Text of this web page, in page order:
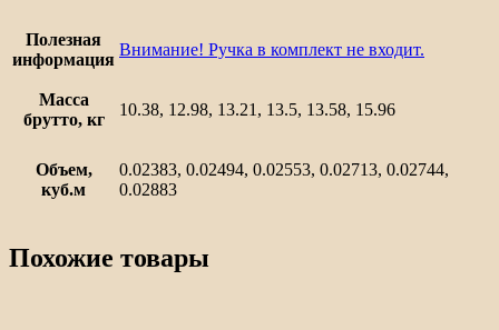
Полезная
информация
Внимание! Ручка в комплект не входит.
Масса
брутто, кг
10.38, 12.98, 13.21, 13.5, 13.58, 15.96
Объем,
куб.м
0.02383, 0.02494, 0.02553, 0.02713, 0.02744,
0.02883
Похожие товары